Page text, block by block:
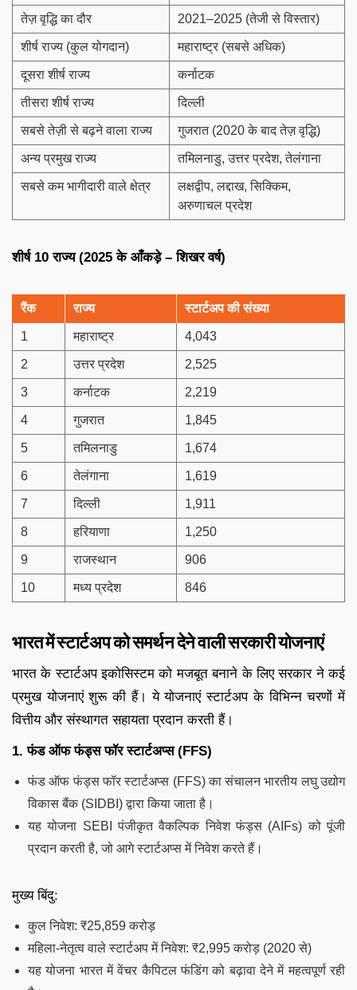
तेज़ वृद्धि का दौर 2021–2025 (तेजी से विस्तार)
शीर्ष राज्य (कुल योगदान) महाराष्ट्र (सबसे अधिक)
दूसरा शीर्ष राज्य कर्नाटक
तीसरा शीर्ष राज्य दिल्ली
सबसे तेज़ी से बढ़ने वाला राज्य गुजरात (2020 के बाद तेज़ वृद्धि)
अन्य प्रमुख राज्य तमिलनाडु, उत्तर प्रदेश, तेलंगाना
सबसे कम भागीदारी वाले क्षेत्र
लक्षद्वीप, लद्दाख, सिक्किम,
अरुणाचल प्रदेश
शीर्ष 10 राज्य (2025 के आँकड़े – शिखर वर्ष)
रैंक राज्य स्टार्टअप की संख्या
1 महाराष्ट्र 4,043
2 उत्तर प्रदेश 2,525
3 कर्नाटक 2,219
4 गुजरात 1,845
5 तमिलनाडु 1,674
6 तेलंगाना 1,619
7 दिल्ली 1,911
8 हरियाणा 1,250
9 राजस्थान 906
10 मध्य प्रदेश 846
भारत में स्टार्टअप को समर्थन देने वाली सरकारी योजनाएं
भारत के स्टार्टअप इकोसिस्टम को मजबूत बनाने के लिए सरकार ने कई
प्रमुख योजनाएं शुरू की हैं। ये योजनाएं स्टार्टअप के विभिन्न चरणों में
वित्तीय और संस्थागत सहायता प्रदान करती हैं।
1. फंड ऑफ फंड्स फॉर स्टार्टअप्स (FFS)
फंड ऑफ फंड्स फॉर स्टार्टअप्स (FFS) का संचालन भारतीय लघु उद्योग
विकास बैंक (SIDBI) द्वारा किया जाता है।
यह योजना SEBI पंजीकृत वैकल्पिक निवेश फंड्स (AIFs) को पूंजी
प्रदान करती है, जो आगे स्टार्टअप्स में निवेश करते हैं।
मुख्य बिंदु:
कुल निवेश: ₹25,859 करोड़
महिला-नेतृत्व वाले स्टार्टअप में निवेश: ₹2,995 करोड़ (2020 से)
यह योजना भारत में वेंचर कैपिटल फंडिंग को बढ़ावा देने में महत्वपूर्ण रही